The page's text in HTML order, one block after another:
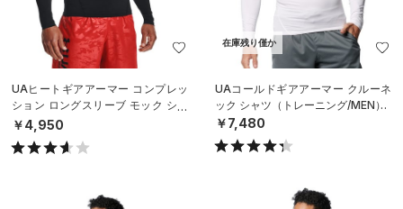
UAヒートギアアーマー コンプレッ
ション ロングスリーブ モック シャ
ツ（トレーニング/MEN）
￥4,950
在庫残り僅か
UAコールドギアアーマー クルーネ
ック シャツ（トレーニング/MEN）
￥7,480